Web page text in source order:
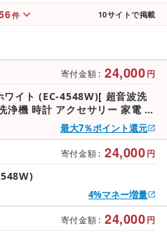
オフ ランキング TWINBIRD
件 10サイトで掲載
寄付金額 : 24,000円
ワイト (EC-4548W)[ 超音波洗
浄機 時計 アクセサリー 家電 コ
チスイッチ式 アクセサリーホ
ング TWINBIRD 新潟県 燕市 燕
最大7％ポイント還元
寄付金額 : 24,000円
4%マネー増量
寄付金額 : 24,000円